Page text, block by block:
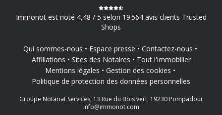
Immonot est noté 4,48 / 5 selon 19 564 avis clients Trusted
Shops
Qui sommes-nous Espace presse
Contactez-nous
Affiliations
Sites des Notaires
Tout l'immobilier
Mentions légales
Gestion des cookies
Politique de protection des données personnelles
Groupe Notariat Services, 13 Rue du Bois vert, 19230 Pompadour
info@immonot.com